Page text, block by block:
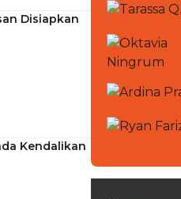
Disiapkan
Kendalikan